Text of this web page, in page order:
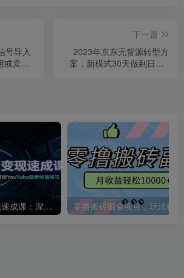
号导入
或卖教
下一篇
2023年京东无货源转型方
案，新模式30天做到日销1
不露脸油管AI变现速成课：深挖高CPM盈利领域，零出镜打造YouTube稳定收益账号